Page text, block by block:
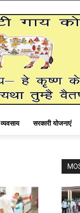
व्यवसाय सरकारी योजनाएं